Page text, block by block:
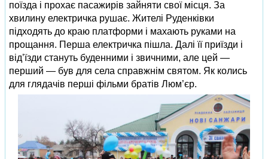
поїзда і прохає пасажирів зайняти свої місця. За
хвилину електричка рушає. Жителі Руденківки
підходять до краю платформи і махають руками на
прощання. Перша електричка пішла. Далі її приїзди і
від’їзди стануть буденними і звичними, але цей —
перший — був для села справжнім святом. Як колись
для глядачів перші фільми братів Люм’єр.